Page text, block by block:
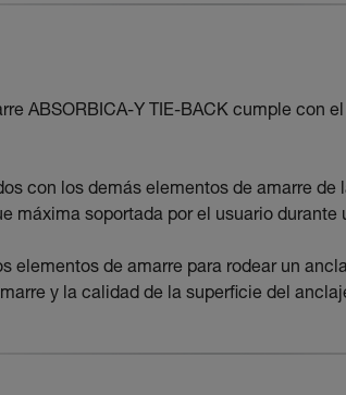
ABSORBICA-Y TIE-BACK cumple con
con los demás elementos de amarre de
máxima soportada por el usuario durante
elementos de amarre para rodear un
y la calidad de la superficie del